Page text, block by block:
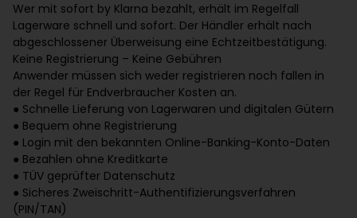
Wer mit sofort by Klarna bezahlt, erhält im Regelfall
Lagerware schnell und sofort. Der Händler erhält nach
abgeschlossener Überweisung eine Echtzeitbestätigung.
Keine Registrierung – Keine Gebühren
Anwender müssen sich weder registrieren noch fallen in
der Regel für Endverbraucher Kosten an.
● Schnelle Lieferung von Lagerwaren und digitalen Gütern
● Bequem ohne Registrierung
● Login mit den bekannten Online-Banking-Konto-Daten
● Bezahlen ohne Kreditkarte
● TÜV geprüfter Datenschutz
● Sicheres Zweischritt-Authentifizierungsverfahren
(PIN/TAN)